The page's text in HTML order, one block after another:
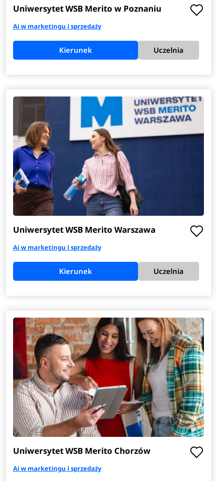
Uniwersytet WSB Merito w Poznaniu
Ai w marketingu i sprzedaży
Kierunek Uczelnia
Uniwersytet WSB Merito Warszawa
Ai w marketingu i sprzedaży
Kierunek Uczelnia
Uniwersytet WSB Merito Chorzów
Ai w marketingu i sprzedaży